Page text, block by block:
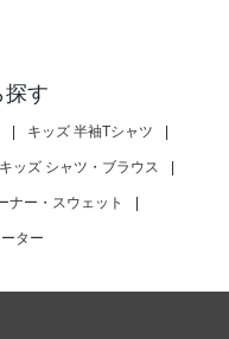
探す
| キッズ 半袖Tシャツ |
キッズ シャツ・ブラウス |
ナー・スウェット |
ター